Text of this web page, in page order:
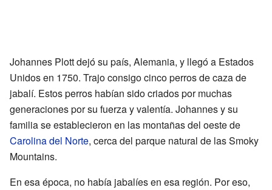
Johannes Plott dejó su país, Alemania, y llegó a Estados
Unidos en 1750. Trajo consigo cinco perros de caza de
jabalí. Estos perros habían sido criados por muchas
generaciones por su fuerza y valentía. Johannes y su
familia se establecieron en las montañas del oeste de
Carolina del Norte, cerca del parque natural de las Smoky
Mountains.
En esa época, no había jabalíes en esa región. Por eso,